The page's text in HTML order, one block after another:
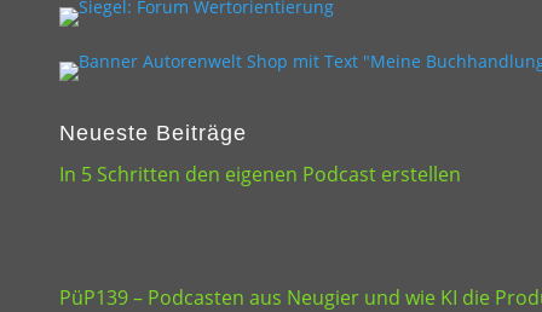
Neueste Beiträge
In 5 Schritten den eigenen Podcast erstellen
PüP139 – Podcasten aus Neugier und wie KI die